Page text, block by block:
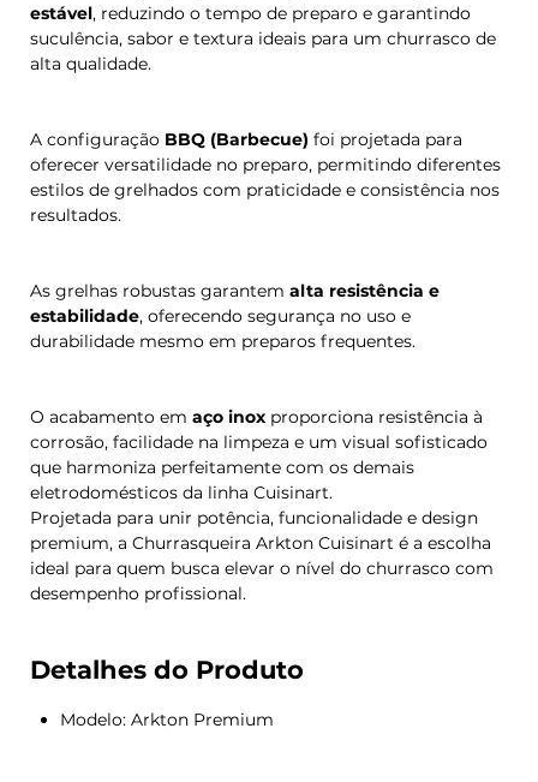
estável, reduzindo o tempo de preparo e garantindo
suculência, sabor e textura ideais para um churrasco de
alta qualidade.
A configuração BBQ (Barbecue) foi projetada para
oferecer versatilidade no preparo, permitindo diferentes
estilos de grelhados com praticidade e consistência nos
resultados.
As grelhas robustas garantem alta resistência e
estabilidade, oferecendo segurança no uso e
durabilidade mesmo em preparos frequentes.
O acabamento em aço inoxproporciona resistência à
corrosão, facilidade na limpeza e um visual sofisticado
que harmoniza perfeitamente com os demais
eletrodomésticos da linha Cuisinart.
Projetada para unir potência, funcionalidade e design
premium, a Churrasqueira Arkton Cuisinart é a escolha
ideal para quem busca elevar o nível do churrasco com
desempenho profissional.
Detalhes do Produto
Modelo: Arkton Premium